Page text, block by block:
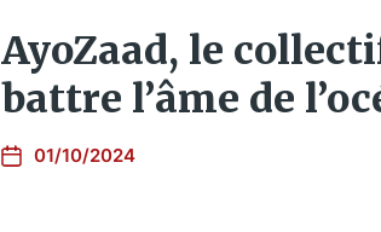
AyoZaad, le
battre l’âme de
01/10/2024